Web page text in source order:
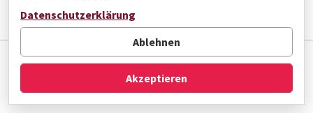
Impressum Datenschutz
Barrierefreiheit
© Gottfried Wilhelm Leibniz Bibliothek
Datenschutzerklärung
Ablehnen
Akzeptieren